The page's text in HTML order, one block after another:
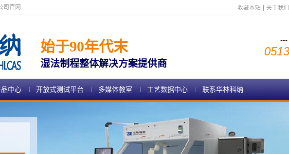
司官网 收藏本站 关于我们
始于90年代末
湿法制程整体解决方案提供商
---
品中心 开放式测试平台 多媒体教室 工艺数据中心 联系华林科纳